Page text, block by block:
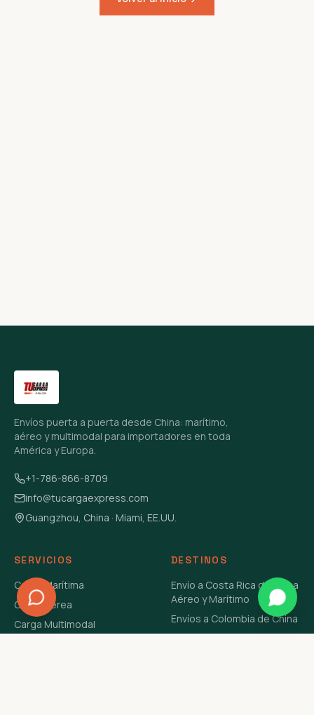
Envíos puerta a puerta desde China: marítimo,
aéreo y multimodal para importadores en toda
América y Europa.
+1-786-866-8709
info@tucargaexpress.com
Guangzhou, China · Miami, EE.UU.
SERVICIOS
Carga Marítima
Carga Aérea
Carga Multimodal
DESTINOS
Envío a Costa Rica de China
Aéreo y Marítimo
Envíos a Colombia de China